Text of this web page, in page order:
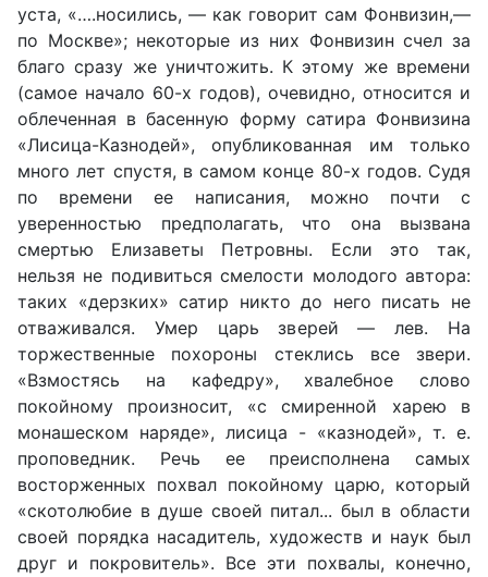
уста, «….носились, — как говорит сам Фонвизин,—
по Москве»; некоторые из них Фонвизин счел за
благо сразу же уничтожить. К этому же времени
(самое начало 60-х годов), очевидно, относится и
облеченная в басенную форму сатира Фонвизина
«Лисица-Казнодей», опубликованная им только
много лет спустя, в самом конце 80-х годов. Судя
по времени ее написания, можно почти с
уверенностью предполагать, что она вызвана
смертью Елизаветы Петровны. Если это так,
нельзя не подивиться смелости молодого автора:
таких «дерзких» сатир никто до него писать не
отваживался. Умер царь зверей — лев. На
торжественные похороны стеклись все звери.
«Взмостясь на кафедру», хвалебное слово
покойному произносит, «с смиренной харею в
монашеском наряде», лисица - «казнодей», т. е.
проповедник. Речь ее преисполнена самых
восторженных похвал покойному царю, который
«скотолюбие в душе своей питал... был в области
своей порядка насадитель, художеств и наук был
друг и покровитель». Все эти похвалы, конечно,